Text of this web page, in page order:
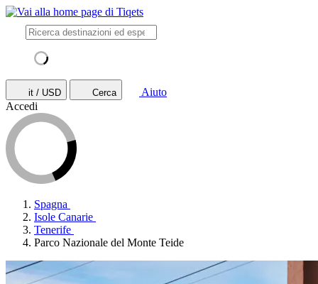
it / USD Cerca
Aiuto
Accedi
Spagna
Isole Canarie
Tenerife
Parco Nazionale del Monte Teide